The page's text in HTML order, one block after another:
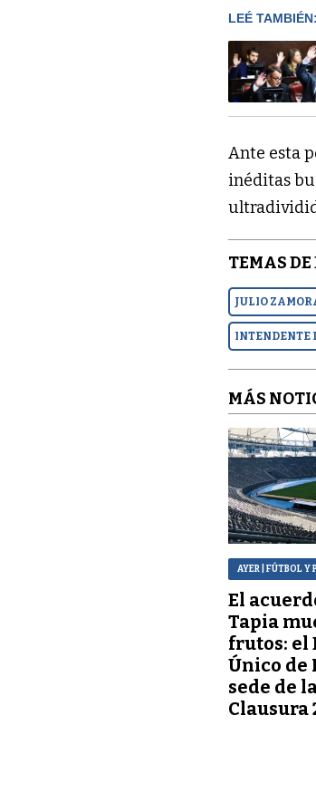
LEÉ TAMBIÉN:
Ante esta
inéditas
TEMAS
JULIO
INTENDENTE
MÁS
AYER | FÚTBOL Y
El
Tapia
frutos: el
Único de
sede de
Clausura